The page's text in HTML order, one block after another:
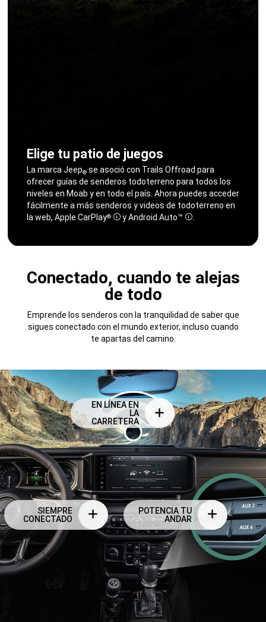
Elige tu patio de juegos
,La marca Jeep®se asoció con Trails Offroad para
ofrecer guías de senderos todoterreno para todos los
niveles en Moab y en todo el país. Ahora puedes acceder
fácilmente a más senderos y videos de todoterreno en
la web, Apple CarPlay®
Disclosure
y Android Auto™ Disclosure
.
Conectado, cuando te alejas
de todo
Emprende los senderos con la tranquilidad de saber que
sigues conectado con el mundo exterior, incluso cuando
te apartas del camino.
EN LÍNEA EN
LA
CARRETERA
POTENCIA TU
ANDAR
SIEMPRE
CONECTADO